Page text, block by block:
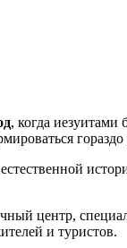
, когда
гораздо
центр,
и туристов.